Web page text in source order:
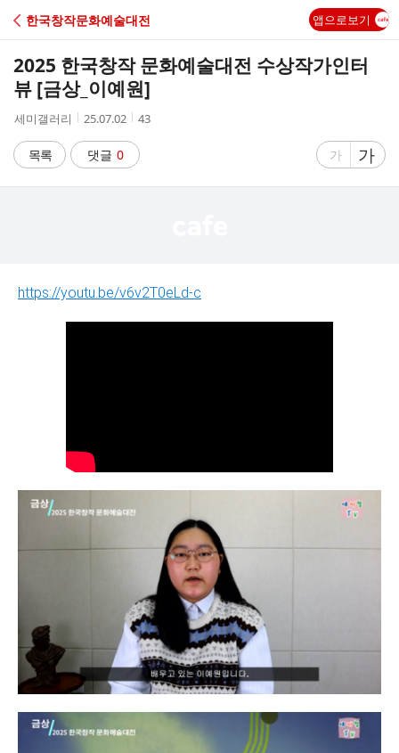
C
A
한국창작문화예술대전 앱으로보기
2025 한국창작 문화예술대전 수상작가인터
뷰 [금상_이예원]
작
자
세미갤러리
작
시
간
25.07.02
조
수
43
목록 댓글 0
글
가
글
자
가
https://youtu.be/v6v2T0eLd-c